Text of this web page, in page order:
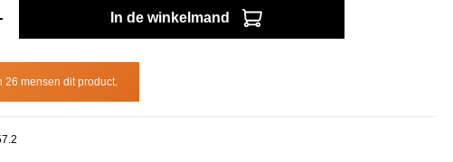
In de winkelmand
mensen dit product.